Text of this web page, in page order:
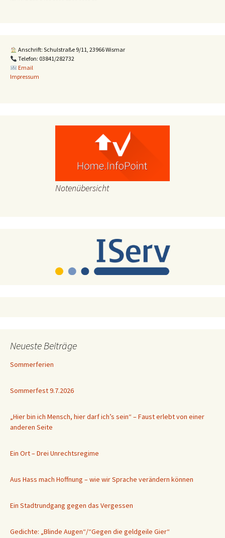
Anschrift: Schulstraße 9/11, 23966 Wismar
Telefon: 03841/282732
Email
Impressum
Notenübersicht
Neueste Beiträge
Sommerferien
Sommerfest 9.7.2026
„Hier bin ich Mensch, hier darf ich’s sein“ – Faust erlebt von einer
anderen Seite
Ein Ort – Drei Unrechtsregime
Aus Hass mach Hoffnung – wie wir Sprache verändern können
Ein Stadtrundgang gegen das Vergessen
Gedichte: „Blinde Augen“/“Gegen die geldgeile Gier“